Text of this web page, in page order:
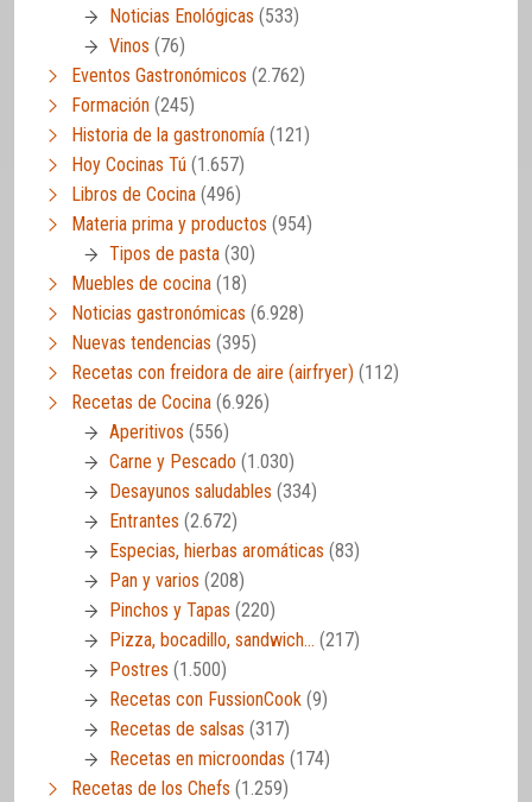
Noticias Enológicas (533)
Vinos (76)
Eventos Gastronómicos (2.762)
Formación (245)
Historia de la gastronomía (121)
Hoy Cocinas Tú (1.657)
Libros de Cocina (496)
Materia prima y productos (954)
Tipos de pasta (30)
Muebles de cocina (18)
Noticias gastronómicas (6.928)
Nuevas tendencias (395)
Recetas con freidora de aire (airfryer) (112)
Recetas de Cocina (6.926)
Aperitivos (556)
Carne y Pescado (1.030)
Desayunos saludables (334)
Entrantes (2.672)
Especias, hierbas aromáticas (83)
Pan y varios (208)
Pinchos y Tapas (220)
Pizza, bocadillo, sandwich… (217)
Postres (1.500)
Recetas con FussionCook (9)
Recetas de salsas (317)
Recetas en microondas (174)
Recetas de los Chefs (1.259)